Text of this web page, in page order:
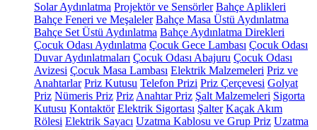
Solar Aydınlatma Projektör ve Sensörler Bahçe Aplikleri
Bahçe Feneri ve Meşaleler Bahçe Masa Üstü Aydınlatma
Bahçe Set Üstü Aydınlatma Bahçe Aydınlatma Direkleri
Çocuk Odası Aydınlatma Çocuk Gece Lambası Çocuk Odası
Duvar Aydınlatmaları Çocuk Odası Abajuru Çocuk Odası
Avizesi Çocuk Masa Lambası Elektrik Malzemeleri Priz ve
Anahtarlar Priz Kutusu Telefon Prizi Priz Çerçevesi Golyat
Priz Nümeris Priz Priz Anahtar Priz Şalt Malzemeleri Sigorta
Kutusu Kontaktör Elektrik Sigortası Şalter Kaçak Akım
Rölesi Elektrik Sayacı Uzatma Kablosu ve Grup Priz Uzatma